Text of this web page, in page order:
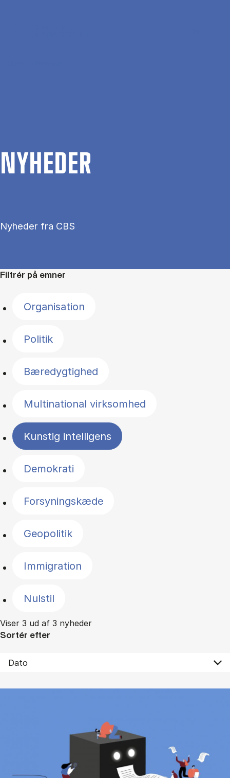
NYHE­DER
Nyheder fra CBS
Filtrér på emner
Organisation
Politik
Bæredygtighed
Multinational virksomhed
Kunstig intelligens
Demokrati
Forsyningskæde
Geopolitik
Immigration
Nulstil
Viser 3 ud af 3 nyheder
Sortér efter